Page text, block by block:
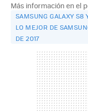
Más información en el
SAMSUNG GALAXY S8
LO MEJOR DE
DE 2017